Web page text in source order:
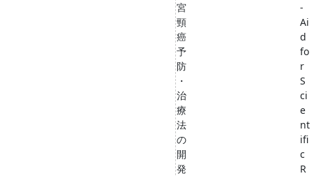
宮
頸
癌
予
防
・
治
療
法
の
開
発
-
Ai
d
fo
r
S
ci
e
nt
ifi
c
R